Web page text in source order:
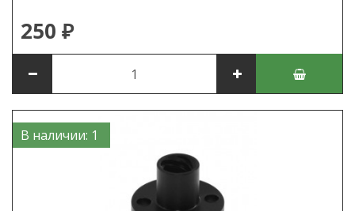
250 ₽
В наличии: 1